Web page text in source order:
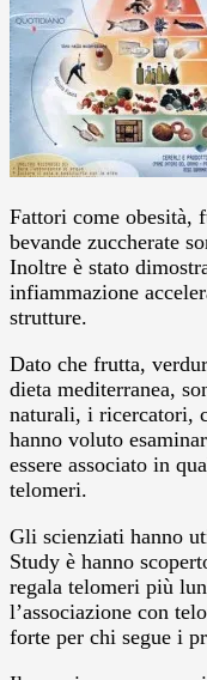
Fattori come obesità,
bevande zuccherate
Inoltre è stato
infiammazione
strutture.
Dato che frutta,
dieta mediterranea,
naturali, i ricercatori,
hanno voluto
essere associato in
telomeri.
Gli scienziati hanno
Study è hanno
regala telomeri più
l’associazione con
forte per chi segue i